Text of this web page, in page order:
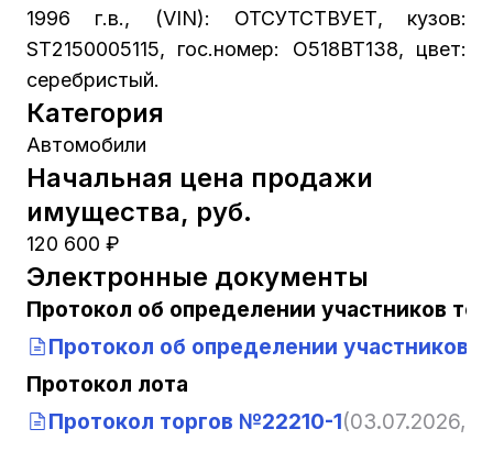
1996 г.в., (VIN): ОТСУТСТВУЕТ, кузов:
ST2150005115, гос.номер: О518ВТ138, цвет:
серебристый.
Категория
Автомобили
Начальная цена продажи
имущества, руб.
120 600 ₽
Электронные документы
Протокол об определении участников
Протокол об определении участников
Протокол лота
Протокол торгов №22210-1(03.07.2026,